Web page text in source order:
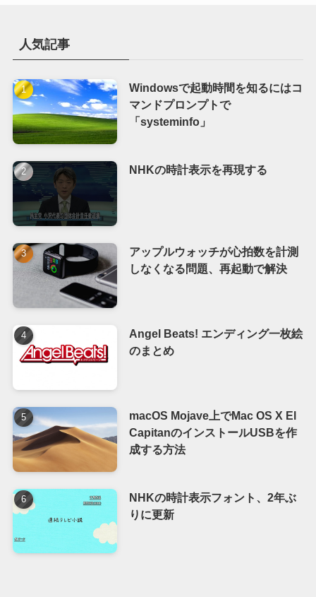
人気記事
Windowsで起動時間を知るにはコ
マンドプロンプトで
「systeminfo」
NHKの時計表示を再現する
アップルウォッチが心拍数を計測
しなくなる問題、再起動で解決
Angel Beats! エンディング一枚絵
のまとめ
macOS Mojave上でMac OS X El
CapitanのインストールUSBを作
成する方法
NHKの時計表示フォント、2年ぶ
りに更新